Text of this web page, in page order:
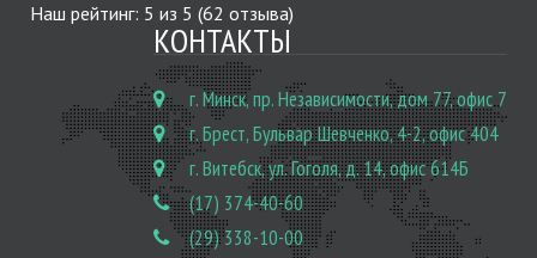
Наш рейтинг: 5 из 5 (62 отзыва)
КОНТАКТЫ
г. Минск, пр. Независимости, дом 77, офис 7
г. Брест, Бульвар Шевченко, 4-2, офис 404
г. Витебск, ул. Гоголя, д. 14, офис 614Б
(17) 374-40-60
(29) 338-10-00